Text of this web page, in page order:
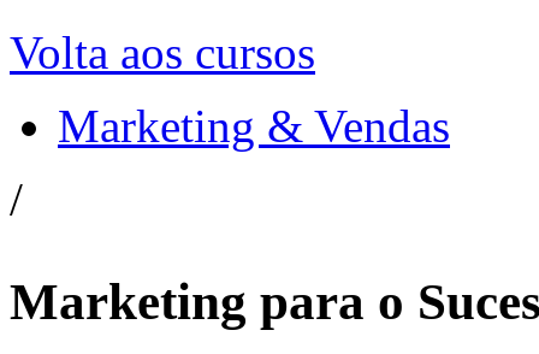
Volta aos cursos
Marketing & Vendas
/
Marketing para o